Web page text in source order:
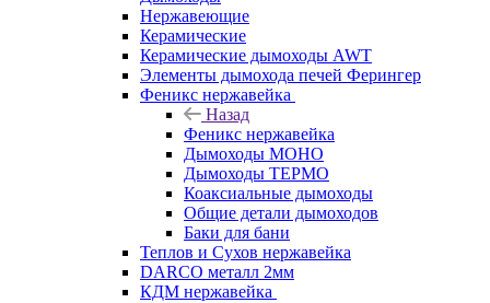
Нержавеющие
Керамические
Керамические дымоходы AWT
Элементы дымохода печей Ферингер
Феникс нержавейка
Назад
Феникс нержавейка
Дымоходы МОНО
Дымоходы ТЕРМО
Коаксиальные дымоходы
Общие детали дымоходов
Баки для бани
Теплов и Сухов нержавейка
DARCO металл 2мм
КДМ нержавейка